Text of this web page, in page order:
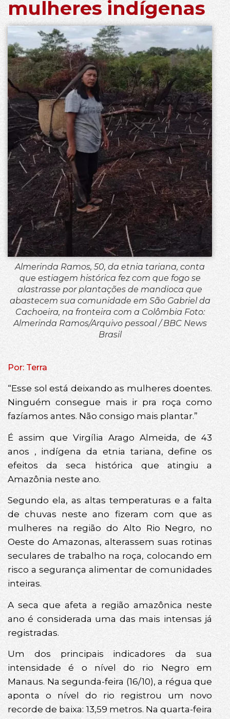
mulheres indígenas
Almerinda Ramos, 50, da etnia tariana, conta
que estiagem histórica fez com que fogo se
alastrasse por plantações de mandioca que
abastecem sua comunidade em São Gabriel da
Cachoeira, na fronteira com a Colômbia Foto:
Almerinda Ramos/Arquivo pessoal / BBC News
Brasil
Por: Terra
“Esse sol está deixando as mulheres doentes.
Ninguém consegue mais ir pra roça como
fazíamos antes. Não consigo mais plantar.”
É assim que Virgília Arago Almeida, de 43
anos , indígena da etnia tariana, define os
efeitos da seca histórica que atingiu a
Amazônia neste ano.
Segundo ela, as altas temperaturas e a falta
de chuvas neste ano fizeram com que as
mulheres na região do Alto Rio Negro, no
Oeste do Amazonas, alterassem suas rotinas
seculares de trabalho na roça, colocando em
risco a segurança alimentar de comunidades
inteiras.
A seca que afeta a região amazônica neste
ano é considerada uma das mais intensas já
registradas.
Um dos principais indicadores da sua
intensidade é o nível do rio Negro em
Manaus. Na segunda-feira (16/10), a régua que
aponta o nível do rio registrou um novo
recorde de baixa: 13,59 metros. Na quarta-feira